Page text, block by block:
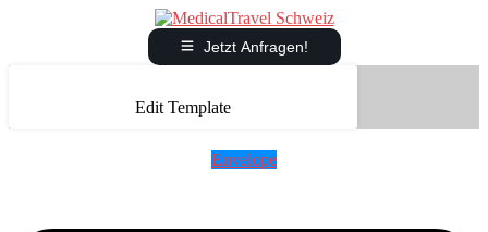
Jetzt Anfragen!
Edit Template
Envelope